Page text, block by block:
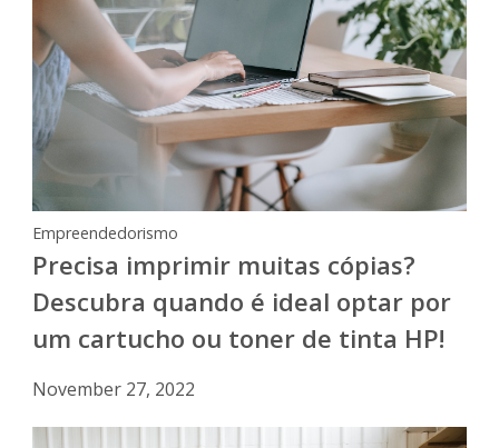
Empreendedorismo
Precisa imprimir muitas cópias?
Descubra quando é ideal optar por
um cartucho ou toner de tinta HP!
November 27, 2022